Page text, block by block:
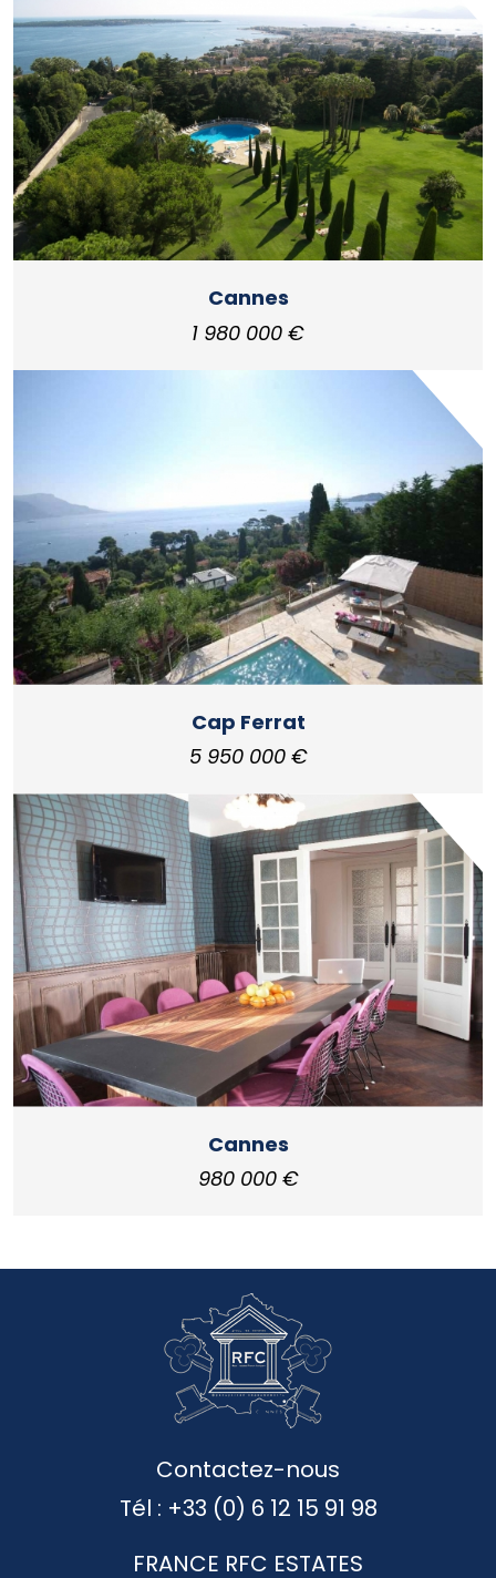
Cannes
1 980 000 €
Cap Ferrat
5 950 000 €
Cannes
980 000 €
Contactez-nous
Tél : +33 (0) 6 12 15 91 98
FRANCE RFC ESTATES